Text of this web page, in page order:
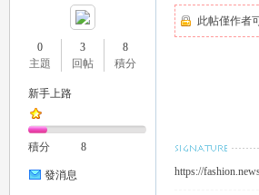
0
主題
3
回帖
8
積分
新手上路
積分 8
發消息
此帖僅作者
https://